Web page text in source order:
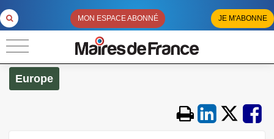
MON ESPACE ABONNÉ JE M'ABONNE
Europe